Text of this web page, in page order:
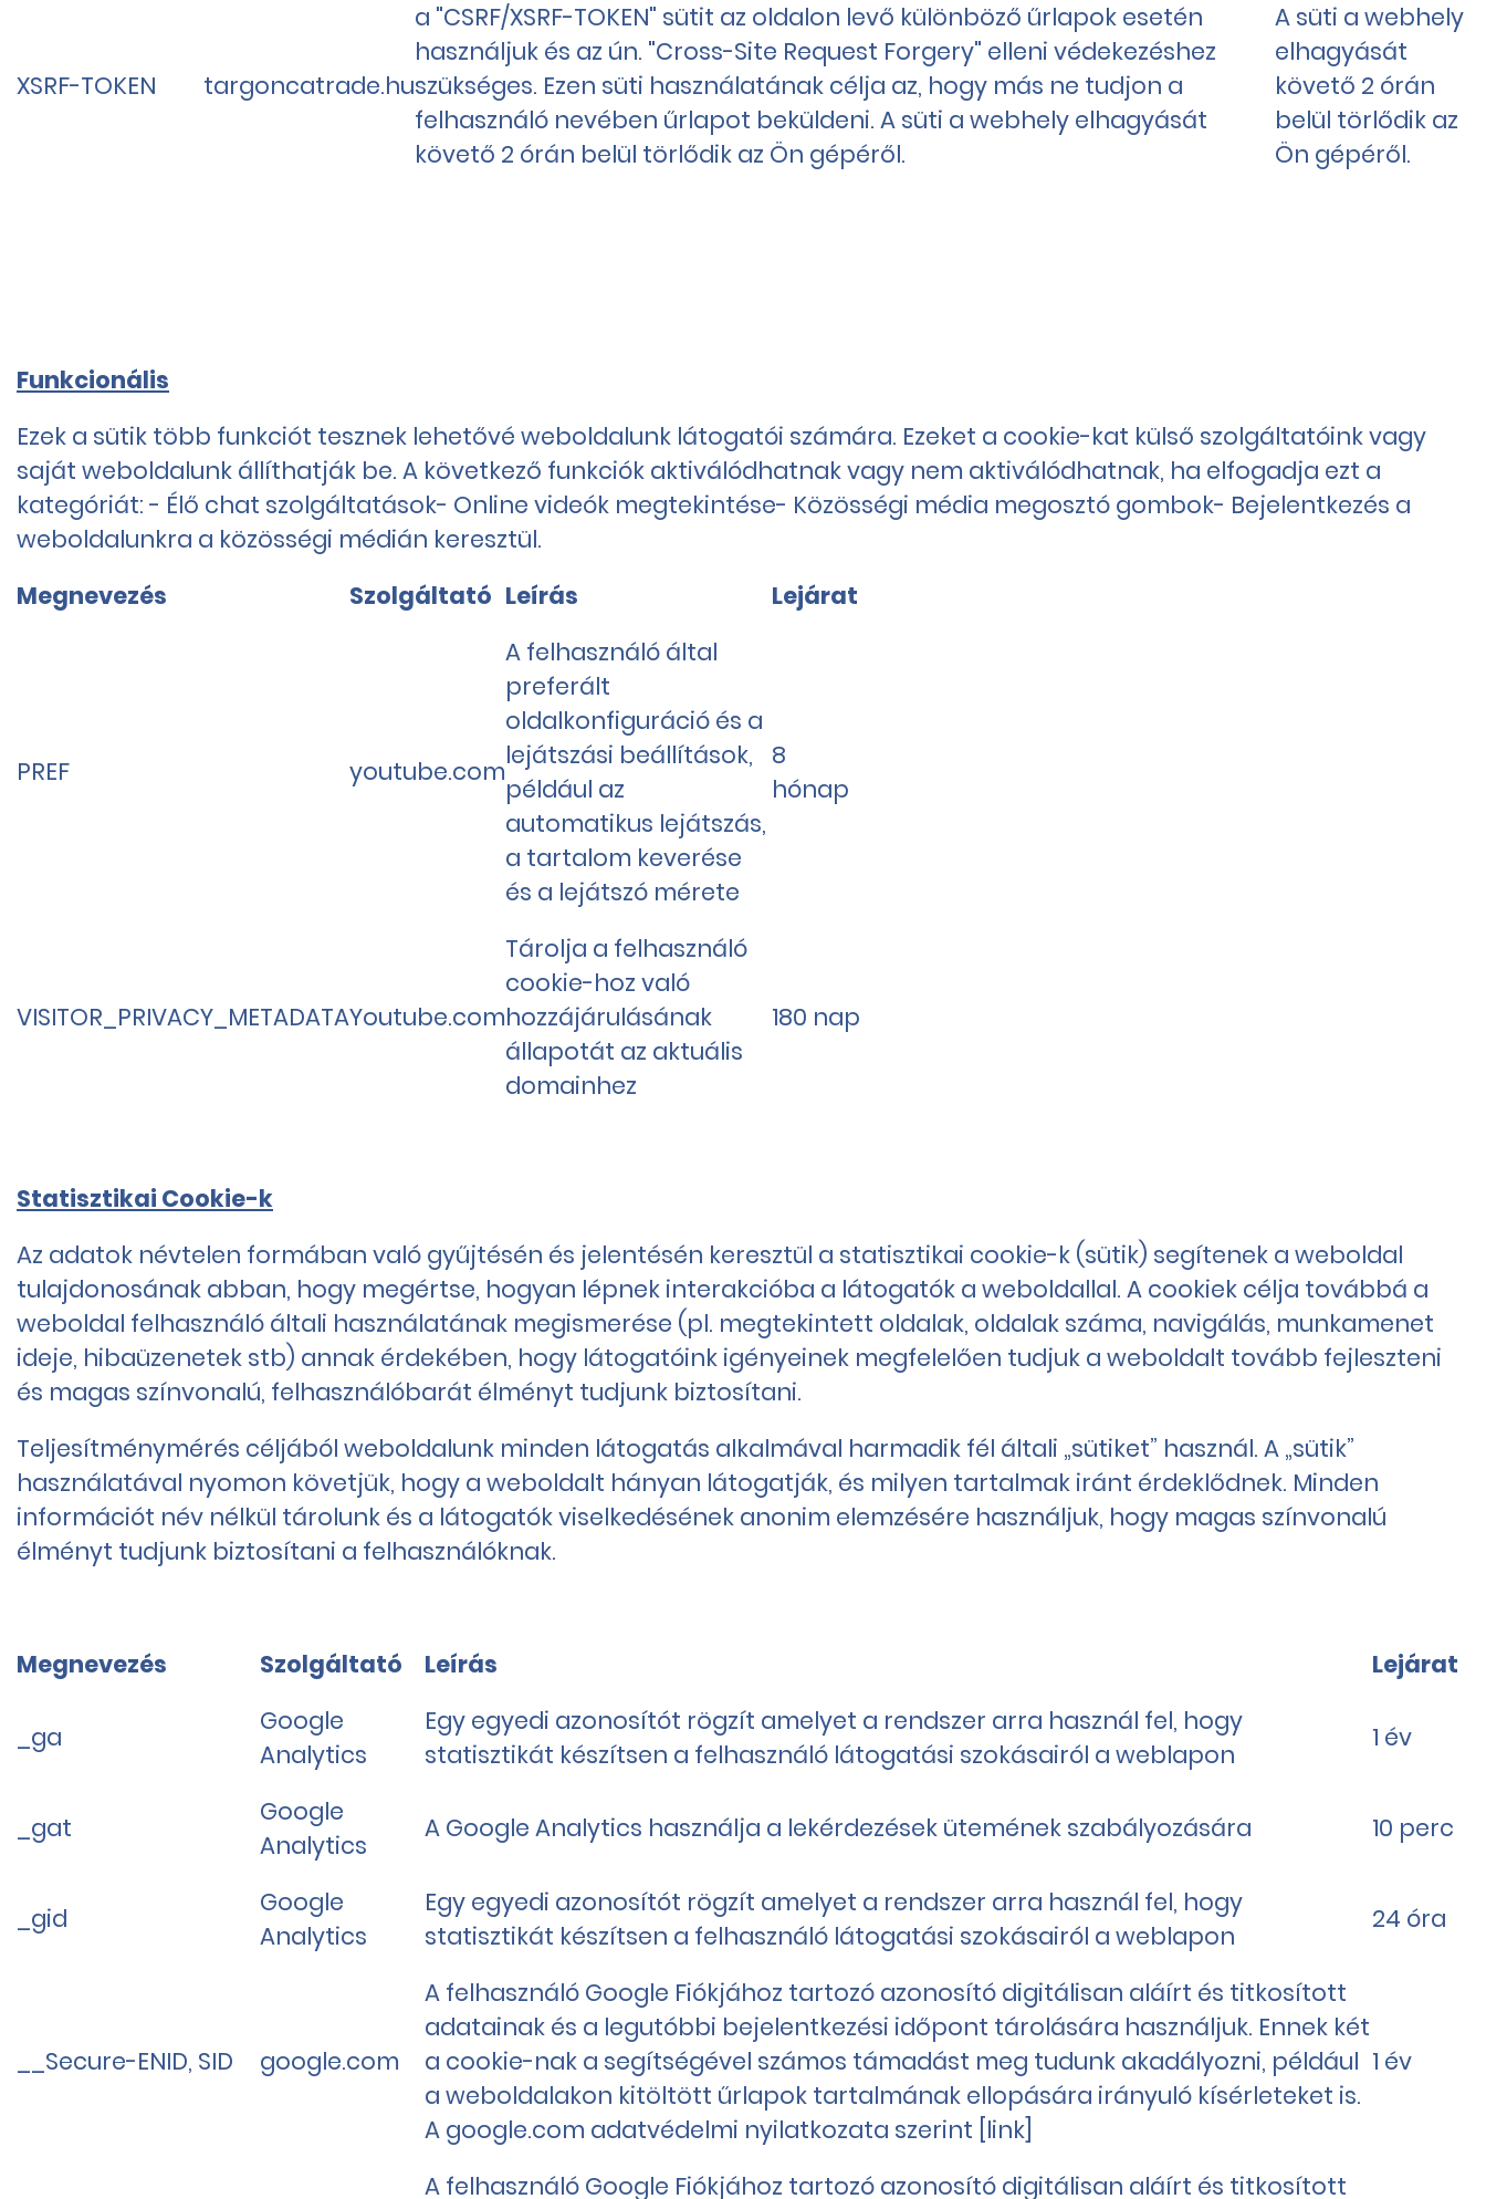
XSRF-TOKEN targoncatrade.hu
a "CSRF/XSRF-TOKEN" sütit az oldalon levő különböző űrlapok esetén
használjuk és az ún. "Cross-Site Request Forgery" elleni védekezéshez
szükséges. Ezen süti használatának célja az, hogy más ne tudjon a
felhasználó nevében űrlapot beküldeni. A süti a webhely elhagyását
követő 2 órán belül törlődik az Ön gépéről.
A süti a webhely
elhagyását
követő 2 órán
belül törlődik az
Ön gépéről.
Funkcionális
Ezek a sütik több funkciót tesznek lehetővé weboldalunk látogatói számára. Ezeket a cookie-kat külső szolgáltatóink vagy
saját weboldalunk állíthatják be. A következő funkciók aktiválódhatnak vagy nem aktiválódhatnak, ha elfogadja ezt a
kategóriát: - Élő chat szolgáltatások- Online videók megtekintése- Közösségi média megosztó gombok- Bejelentkezés a
weboldalunkra a közösségi médián keresztül.
Megnevezés
Szolgáltató Leírás Lejárat
PREF youtube.com
A felhasználó által
preferált
oldalkonfiguráció és a
lejátszási beállítások,
például az
automatikus lejátszás,
a tartalom keverése
és a lejátszó mérete
8
hónap
VISITOR_PRIVACY_METADATAYoutube.com
Tárolja a felhasználó
cookie-hoz való
hozzájárulásának
állapotát az aktuális
domainhez
180 nap
Statisztikai Cookie-k
Az adatok névtelen formában való gyűjtésén és jelentésén keresztül a statisztikai cookie-k (sütik) segítenek a weboldal
tulajdonosának abban, hogy megértse, hogyan lépnek interakcióba a látogatók a weboldallal. A cookiek célja továbbá a
weboldal felhasználó általi használatának megismerése (pl. megtekintett oldalak, oldalak száma, navigálás, munkamenet
ideje, hibaüzenetek stb) annak érdekében, hogy látogatóink igényeinek megfelelően tudjuk a weboldalt tovább fejleszteni
és magas színvonalú, felhasználóbarát élményt tudjunk biztosítani.
Teljesítménymérés céljából weboldalunk minden látogatás alkalmával harmadik fél általi „sütiket” használ. A „sütik”
használatával nyomon követjük, hogy a weboldalt hányan látogatják, és milyen tartalmak iránt érdeklődnek. Minden
információt név nélkül tárolunk és a látogatók viselkedésének anonim elemzésére használjuk, hogy magas színvonalú
élményt tudjunk biztosítani a felhasználóknak.
Megnevezés Szolgáltató Leírás Lejárat
_ga
Google
Analytics
Egy egyedi azonosítót rögzít amelyet a rendszer arra használ fel, hogy
statisztikát készítsen a felhasználó látogatási szokásairól a weblapon
1 év
_gat
Google
Analytics
A Google Analytics használja a lekérdezések ütemének szabályozására 10 perc
_gid
Google
Analytics
Egy egyedi azonosítót rögzít amelyet a rendszer arra használ fel, hogy
statisztikát készítsen a felhasználó látogatási szokásairól a weblapon
24 óra
__Secure-ENID, SID google.com
A felhasználó Google Fiókjához tartozó azonosító digitálisan aláírt és titkosított
adatainak és a legutóbbi bejelentkezési időpont tárolására használjuk. Ennek két
a cookie-nak a segítségével számos támadást meg tudunk akadályozni, például
a weboldalakon kitöltött űrlapok tartalmának ellopására irányuló kísérleteket is.
A google.com adatvédelmi nyilatkozata szerint [link]
1 év
A felhasználó Google Fiókjához tartozó azonosító digitálisan aláírt és titkosított